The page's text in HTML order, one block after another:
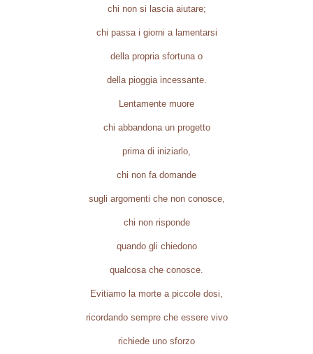
chi non si lascia aiutare;
chi passa i giorni a lamentarsi
della propria sfortuna o
della pioggia incessante.
Lentamente muore
chi abbandona un progetto
prima di iniziarlo,
chi non fa domande
sugli argomenti che non conosce,
chi non risponde
quando gli chiedono
qualcosa che conosce.
Evitiamo la morte a piccole dosi,
ricordando sempre che essere vivo
richiede uno sforzo